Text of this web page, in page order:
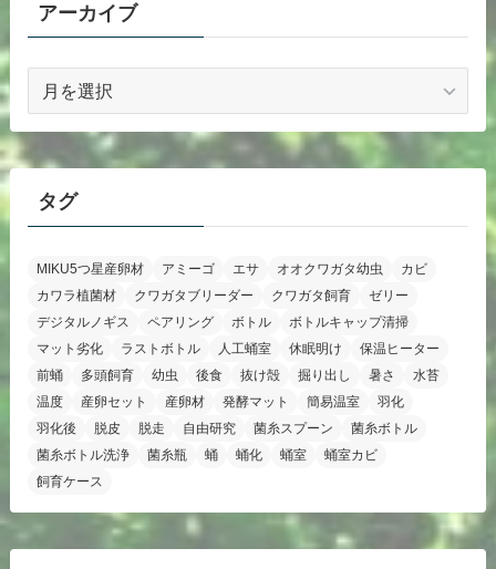
アーカイブ
カ
イ
タグ
MIKU5つ星産卵材 アミーゴ エサ オオクワガタ幼虫
カビ
カワラ植菌材
クワガタブリーダー クワガタ飼育
ゼリー
デジタルノギス
ペアリング ボトル
ボトルキャップ清掃
マット劣化
ラストボトル 人工蛹室 休眠明け
保温ヒーター
前蛹
多頭飼育 幼虫 後食 抜け殻 掘り出し 暑さ
水苔
温度
産卵セット 産卵材 発酵マット 簡易温室
羽化
羽化後
脱皮 脱走 自由研究 菌糸スプーン
菌糸ボトル
菌糸ボトル洗浄
菌糸瓶 蛹 蛹化 蛹室
蛹室カビ
飼育ケース